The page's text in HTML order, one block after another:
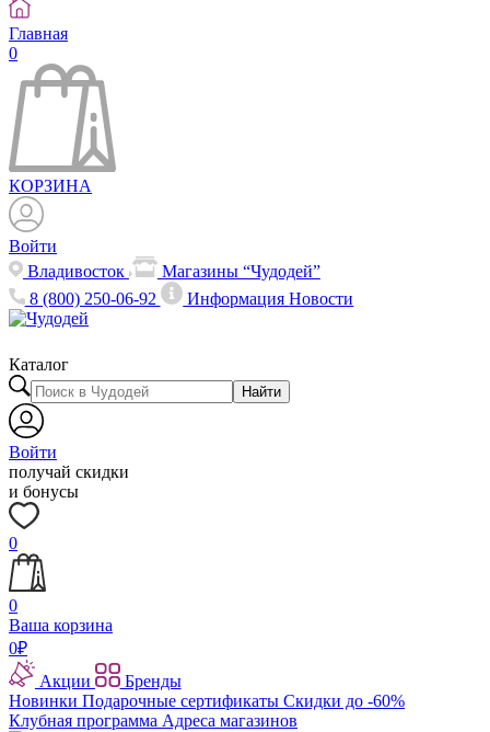
Главная
0
КОРЗИНА
Войти
Владивосток
Магазины “Чудодей”
8 (800) 250-06-92
ИнформацияНовости
Каталог
Найти
Войти
получай скидки
и бонусы
0
0
Ваша корзина
0₽
Акции
Бренды
Новинки Подарочные сертификаты Скидки до -60%
Клубная программа Адреса магазинов